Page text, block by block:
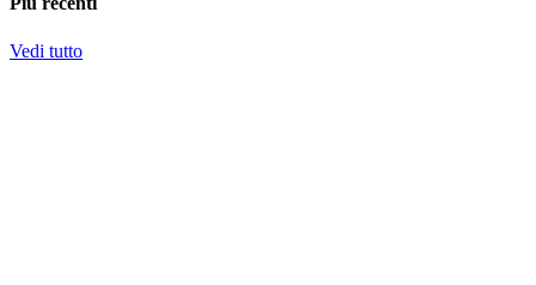
Vedi tutto